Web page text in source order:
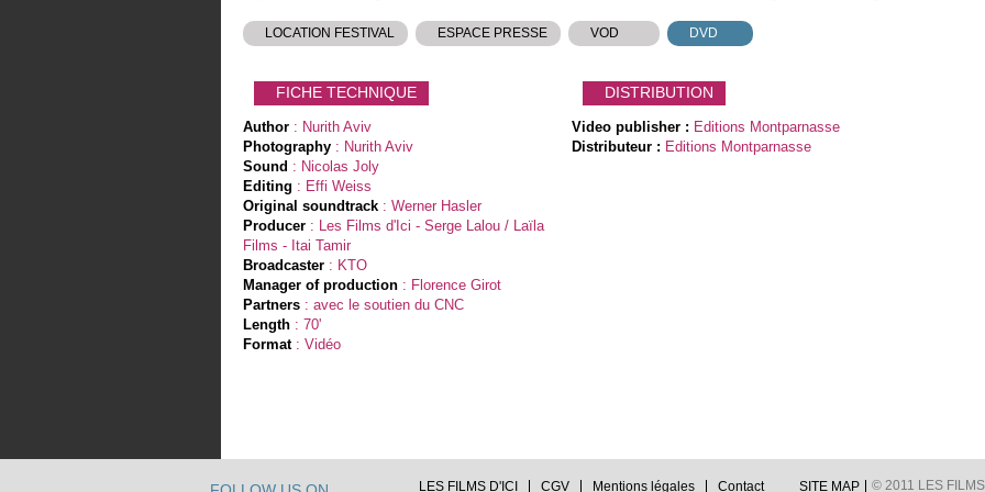
LOCATION FESTIVAL ESPACE PRESSE VOD DVD
FICHE TECHNIQUE
Author : Nurith Aviv
Photography : Nurith Aviv
Sound : Nicolas Joly
Editing : Effi Weiss
Original soundtrack : Werner Hasler
Producer : Les Films d'Ici - Serge Lalou / Laïla
Films - Itai Tamir
Broadcaster : KTO
Manager of production : Florence Girot
Partners : avec le soutien du CNC
Length : 70'
Format: Vidéo
DISTRIBUTION
Video publisher : Editions Montparnasse
Distributeur : Editions Montparnasse
LES FILMS D'ICI CGV Mentions légales Contact SITE MAP © 2011 LES FILMS